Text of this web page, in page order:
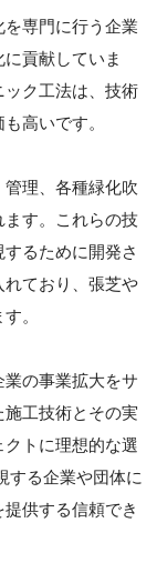
専門に行う企業
貢献していま
ク工法は、技術
高いです。
理、各種緑化吹
す。これらの技
るために開発さ
ており、張芝や
。
の事業拡大をサ
工技術とその実
トに理想的な選
する企業や団体に
供する信頼でき